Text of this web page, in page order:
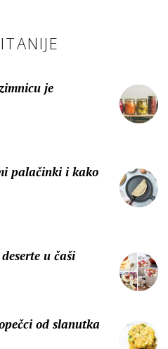
je
palačinki i kako
u čaši
od slanutka